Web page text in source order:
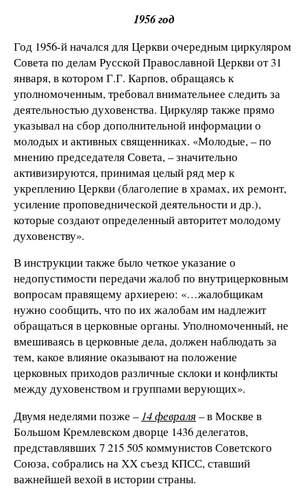
1956 год
Год 1956-й начался для Церкви очередным циркуляром
Совета по делам Русской Православной Церкви от 31
января, в котором Г.Г. Карпов, обращаясь к
уполномоченным, требовал внимательнее следить за
деятельностью духовенства. Циркуляр также прямо
указывал на сбор дополнительной информации о
молодых и активных священниках. «Молодые, – по
мнению председателя Совета, – значительно
активизируются, принимая целый ряд мер к
укреплению Церкви (благолепие в храмах, их ремонт,
усиление проповеднической деятельности и др.),
которые создают определенный авторитет молодому
духовенству».
В инструкции также было четкое указание о
недопустимости передачи жалоб по внутрицерковным
вопросам правящему архиерею: «…жалобщикам
нужно сообщить, что по их жалобам им надлежит
обращаться в церковные органы. Уполномоченный, не
вмешиваясь в церковные дела, должен наблюдать за
тем, какое влияние оказывают на положение
церковных приходов различные склоки и конфликты
между духовенством и группами верующих».
Двумя неделями позже –14 февраля – в Москве в
Большом Кремлевском дворце 1436 делегатов,
представлявших 7 215 505 коммунистов Советского
Союза, собрались на ХХ съезд КПСС, ставший
важнейшей вехой в истории страны.